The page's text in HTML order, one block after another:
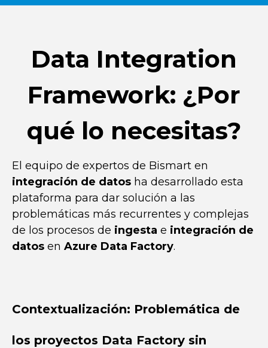
Data Integration
Framework: ¿Por
qué lo necesitas?
El equipo de expertos de Bismart en
integración de datos ha desarrollado esta
plataforma para dar solución a las
problemáticas más recurrentes y complejas
de los procesos de ingesta e integración de
datos en Azure Data Factory.
Contextualización: Problemática de
los proyectos Data Factory sin